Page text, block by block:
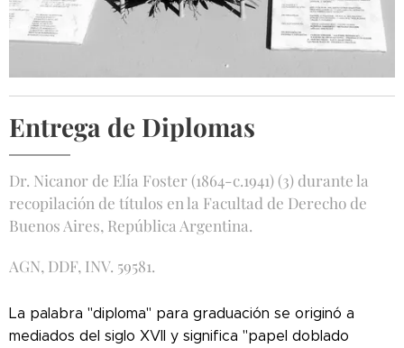
Entrega de Diplomas
Dr. Nicanor de Elía Foster (1864-c.1941) (3) durante la
recopilación de títulos en la Facultad de Derecho de
Buenos Aires, República Argentina.
AGN, DDF, INV. 59581.
La palabra "diploma" para graduación se originó a
mediados del siglo XVII y significa "papel doblado